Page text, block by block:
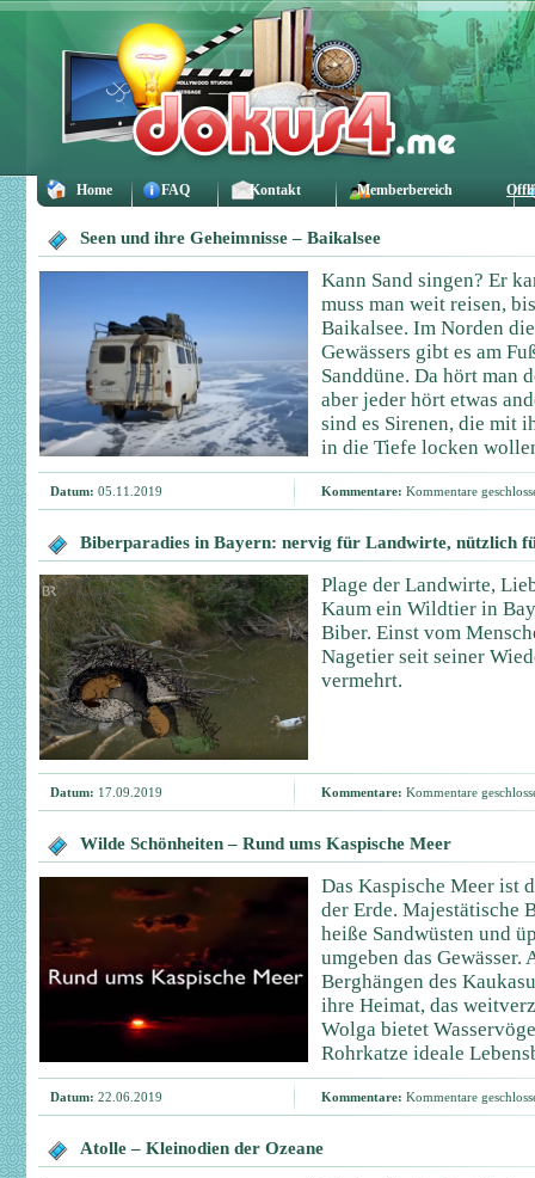
Home FAQ Kontakt Memberbereich
Seen und ihre Geheimnisse – Baikalsee
Kann Sand singen? Er
muss man weit reisen,
Baikalsee. Im Norden
Gewässers gibt es am
Sanddüne. Da hört man
aber jeder hört etwas
sind es Sirenen, die mit
in die Tiefe locken
Datum: 05.11.2019 Kommentare: Kommentare
Biberparadies in Bayern: nervig für Landwirte, nützlich
Plage der Landwirte,
Kaum ein Wildtier in
Biber. Einst vom
Nagetier seit seiner
vermehrt.
Datum: 17.09.2019 Kommentare: Kommentare
Wilde Schönheiten – Rund ums Kaspische Meer
Das Kaspische Meer ist
der Erde. Majestätische
heiße Sandwüsten und
umgeben das Gewässer.
Berghängen des
ihre Heimat, das
Wolga bietet
Rohrkatze ideale
Datum: 22.06.2019 Kommentare: Kommentare
Atolle – Kleinodien der Ozeane